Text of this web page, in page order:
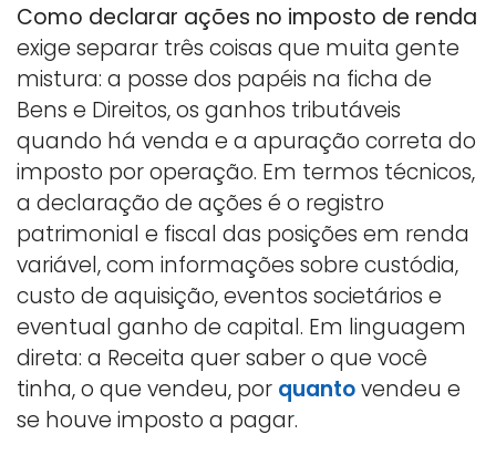
Como declarar ações no imposto de renda
exige separar três coisas que muita gente
mistura: a posse dos papéis na ficha de
Bens e Direitos, os ganhos tributáveis
quando há venda e a apuração correta do
imposto por operação. Em termos técnicos,
a declaração de ações é o registro
patrimonial e fiscal das posições em renda
variável, com informações sobre custódia,
custo de aquisição, eventos societários e
eventual ganho de capital. Em linguagem
direta: a Receita quer saber o que você
tinha, o que vendeu, por quantovendeu e
se houve imposto a pagar.